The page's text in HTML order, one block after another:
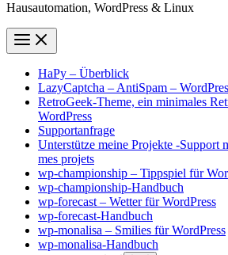
Hausautomation, WordPress & Linux
HaPy – Überblick
LazyCaptcha – AntiSpam –
RetroGeek-Theme, ein minimales
WordPress
Supportanfrage
Unterstütze meine Projekte -Support
mes projets
wp-championship – Tippspiel für
wp-championship-Handbuch
wp-forecast – Wetter für WordPress
wp-forecast-Handbuch
wp-monalisa – Smilies für WordPress
wp-monalisa-Handbuch